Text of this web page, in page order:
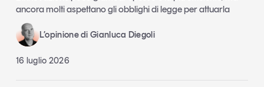
ancora molti aspettano gli obblighi di legge per attuarla
L’opinione di Gianluca Diegoli
16 luglio 2026